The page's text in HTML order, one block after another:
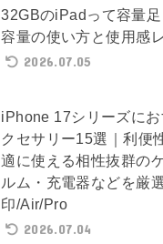
32GBのiPadって容量
容量の使い方と使用感
2026.07.05
iPhone 17シリーズに
クセサリー15選｜利便
適に使える相性抜群の
ルム・充電器などを厳
印/Air/Pro
2026.07.04